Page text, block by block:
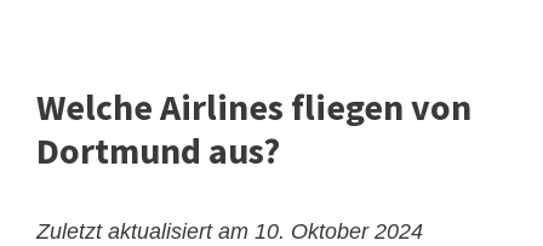
Welche Airlines fliegen von
Dortmund aus?
Zuletzt aktualisiert am 10. Oktober 2024